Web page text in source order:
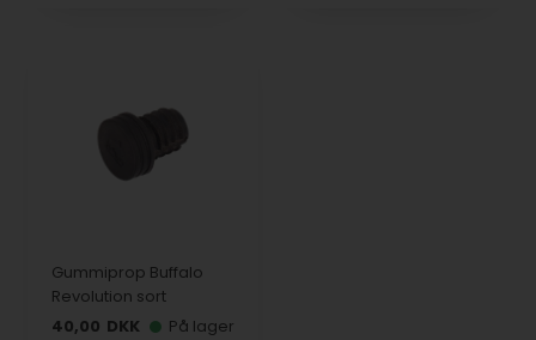
Gummiprop Buffalo
Revolution sort
40,00 DKK På lager